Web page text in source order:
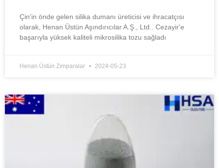
Çin'in önde gelen silika dumanı üreticisi ve ihracatçısı
olarak, Henan Üstün Aşındırıcılar A.Ş., Ltd.. Cezayir'e
başarıyla yüksek kaliteli mikrosilika tozu sağladı
Henan Üstün Zımparalar 2024-05-23